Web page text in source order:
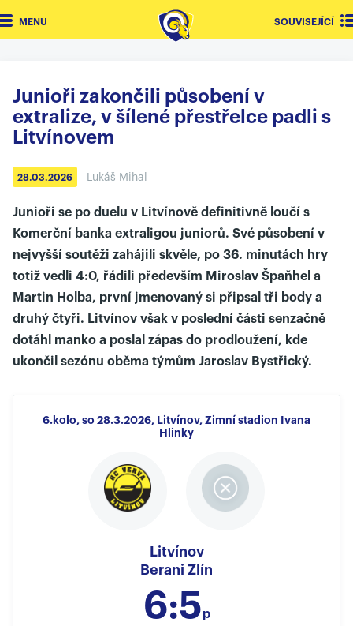
MENU SOUVISEJÍCÍ
Junioři zakončili působení v
extralize, v šílené přestřelce padli s
Litvínovem
28.03.2026 Lukáš Mihal
Junioři se po duelu v Litvínově definitivně loučí s
Komerční banka extraligou juniorů. Své působení v
nejvyšší soutěži zahájili skvěle, po 36. minutách hry
totiž vedli 4:0, řádili především Miroslav Špaňhel a
Martin Holba, první jmenovaný si připsal tři body a
druhý čtyři. Litvínov však v poslední části senzačně
dotáhl manko a poslal zápas do prodloužení, kde
ukončil sezónu oběma týmům Jaroslav Bystřický.
6.kolo, so 28.3.2026, Litvínov, Zimní stadion Ivana
Hlinky
Litvínov
Berani Zlín
6:5p